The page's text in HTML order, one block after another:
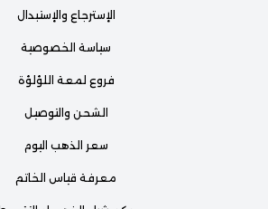
الإسترجاع والإستبدال
سياسة الخصوصية
فروع لمعة اللؤلؤة
الشحن والتوصيل
سعر الذهب اليوم
معرفة قياس الخاتم